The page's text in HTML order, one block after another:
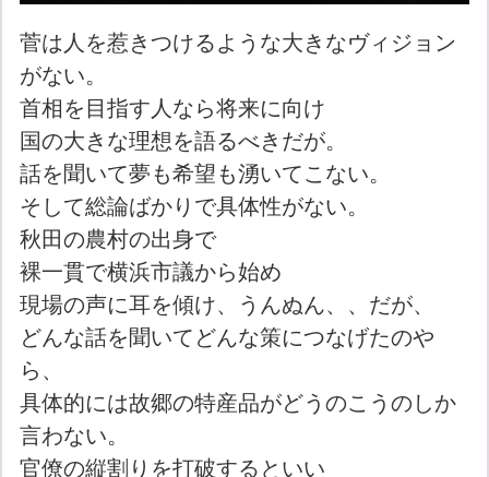
菅は人を惹きつけるような大きなヴィジョン
がない。
首相を目指す人なら将来に向け
国の大きな理想を語るべきだが。
話を聞いて夢も希望も湧いてこない。
そして総論ばかりで具体性がない。
秋田の農村の出身で
裸一貫で横浜市議から始め
現場の声に耳を傾け、うんぬん、、だが、
どんな話を聞いてどんな策につなげたのや
ら、
具体的には故郷の特産品がどうのこうのしか
言わない。
官僚の縦割りを打破するといい